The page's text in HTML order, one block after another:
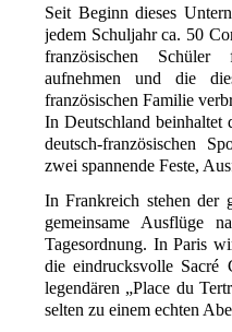
Seit Beginn dieses
jedem Schuljahr ca. 50
französischen
aufnehmen und die
französischen Familie
In Deutschland beinhaltet
deutsch-französischen
zwei spannende Feste,
In Frankreich stehen der
gemeinsame Ausflüge
Tagesordnung. In Paris
die eindrucksvolle Sacré
legendären „Place du
selten zu einem echten